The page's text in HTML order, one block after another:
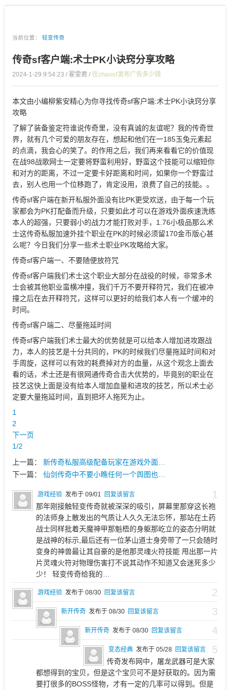
当前位置： 轻变传奇
传奇sf客户端:术士PK小诀窍分享攻略
2024-1-29 9:54:23 / 翟雯君 / 在zhaosf发布广告多少钱
本文由小编柳紫安精心为你寻找传奇sf客户端:术士PK小诀窍分享
攻略
了解了装备鉴定符谁说传奇里，没有真诚的友谊呢？我的传奇世
界，就有几个可爱的朋友存在，想起和他们在一185玉兔元素起
的点滴，我会心的笑了。的作用之后，我们再来看看它的价值现
在战98战歌网士一定要将野蛮利用好，野蛮这个技能可以缩短你
和对方的距离，不过一定要卡好距离和时间，如果你一个野蛮过
去，别人也用一个位移跑了，肯定没用，浪费了自己的技能。。
传奇sf客户端在新开私服外面没有比PK更受欢送，由于每一个玩
家都会为PK打配备而升级，只要如此才可以在游戏外面疾速洗练
本人的超强，只要弱小的战力才能打败对手，1.76小极品那么术
士这传奇私服加速外挂个职业在PK的时候必须留170金币版心甚
么呢？今日我们分享一些术士职业PK攻略给大家。
传奇sf客户端一、不要随便放符咒
传奇sf客户端我们术士这个职业大部分在战役的时候，非常多术
士会被其他职业蛮横冲撞，我们千万不要开释符咒，我们在被冲
撞之后在去开释符咒，这样可以更好的给我们本人有一个缓冲的
时间。
传奇sf客户端二、尽量拖延时间
传奇sf客户端我们术士最大的优势就是可以给本人增加进攻跟战
力，本人的技艺是十分共同的，PK的时候我们尽量拖延时间和对
手周旋，这样可以有效的耗费掉对方的血量，从这个观念上面去
看的话，术士还是有很网通传奇合击大优势的，毕竟别的职业在
技艺这快上面是没有给本人增加血量和进攻的技艺，所以术士必
定要大量拖延时间，直到把坏人拖死为止。
1
2
下一页
1/2
上一篇： 新传奇私服高级配备玩家在游戏外面…
下一篇： 仙剑传奇中不要小瞧任何一个舆图也…
1
游戏经验 发布于 09/01 回复该留言
那年刚接触轻变传奇就被深深的吸引，屏幕里那穿这长袍
的法师身上散发出的气质让人久久无法忘怀，那站在土药
战士同样批着天魔神甲那魁梧的身躯那屹立的姿态分明就
是战神的标示,最后还有一位茅山道士身旁带了一只会随时
变身的神兽最让其自豪的是他那灵魂火符技能 甩出那一片
片灵魂火符对物理伤害打不说其动作不知道又会迷死多少
少！ 轻变传奇给我的…
2
游戏经验 发布于 08/30 回复该留言
3
新开传奇 发布于 08/30 回复该留言
4
新开传奇 发布于 08/30 回复该留言
5
变态经典 发布于 05/28 回复该留言
传奇发布网中，屠龙武器可是大家
都想得到的宝贝，但是这个宝贝可不是好获取的。因为需
要打很多的BOSS怪物，才有一定的几率可以得到。但是